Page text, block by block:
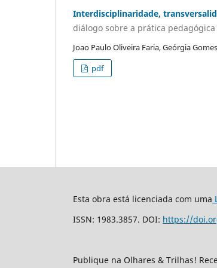
Interdisciplinaridade,
diálogo sobre a prática
Joao Paulo Oliveira Faria, Geórgia
pdf
Esta obra está licenciada com uma
ISSN: 1983.3857. DOI: https://
Publique na Olhares & Trilhas!